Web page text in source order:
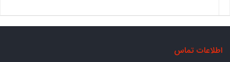
اطلاعات تماس